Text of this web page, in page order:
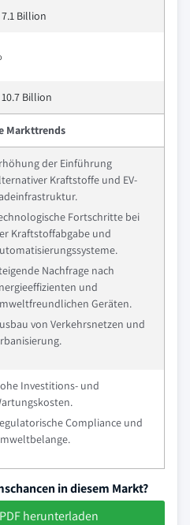
7.1 Billion
10.7 Billion
Markttrends
der Einführung
Kraftstoffe und EV-
Fortschritte bei
Kraftstoffabgabe und
Nachfrage nach
und
Geräten.
von Verkehrsnetzen und
Investitions- und
Compliance und
in diesem Markt?
herunterladen